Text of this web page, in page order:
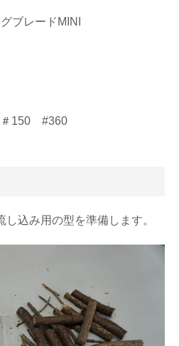
ブレードMINI
＃150 #360
込み用の型を準備します。